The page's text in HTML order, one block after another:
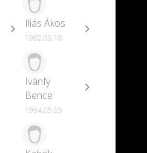
Iliás Ákos
1982.09.18
Ivánfy
Bence
1994.05.05